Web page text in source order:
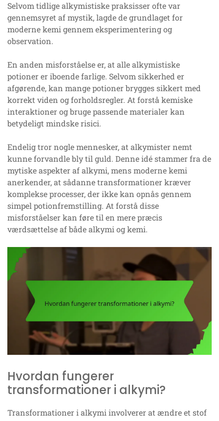
Selvom tidlige alkymistiske praksisser ofte var
gennemsyret af mystik, lagde de grundlaget for
moderne kemi gennem eksperimentering og
observation.
En anden misforståelse er, at alle alkymistiske
potioner er iboende farlige. Selvom sikkerhed er
afgørende, kan mange potioner brygges sikkert med
korrekt viden og forholdsregler. At forstå kemiske
interaktioner og bruge passende materialer kan
betydeligt mindske risici.
Endelig tror nogle mennesker, at alkymister nemt
kunne forvandle bly til guld. Denne idé stammer fra de
mytiske aspekter af alkymi, mens moderne kemi
anerkender, at sådanne transformationer kræver
komplekse processer, der ikke kan opnås gennem
simpel potionfremstilling. At forstå disse
misforståelser kan føre til en mere præcis
værdsættelse af både alkymi og kemi.
Hvordan fungerer
transformationer i alkymi?
Transformationer i alkymi involverer at ændre et stof